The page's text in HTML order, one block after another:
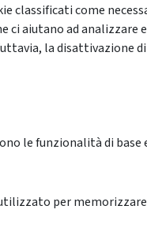
classificati come
aiutano ad analizzare
la disattivazione
le funzionalità di
per